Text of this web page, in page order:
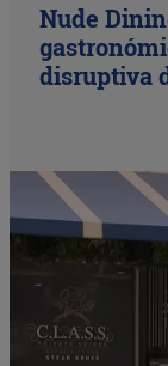
Nude
disruptiva